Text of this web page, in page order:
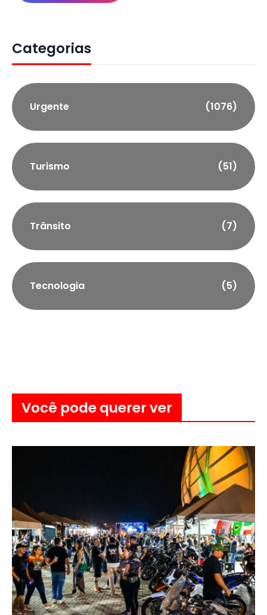
Categorias
Urgente (1076)
Turismo (51)
Trânsito (7)
Tecnologia (5)
Você pode querer ver